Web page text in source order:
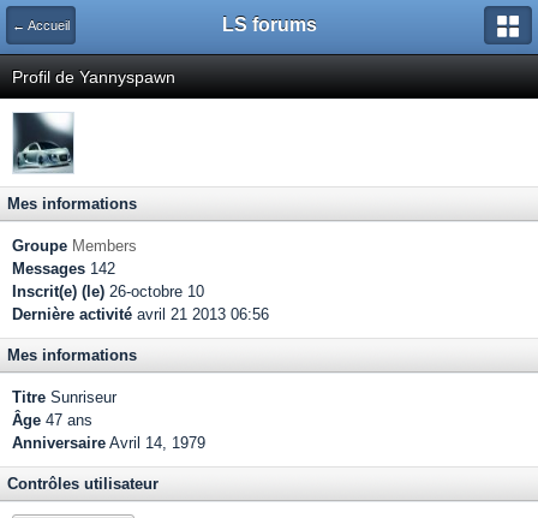
← Accueil LS forums
Profil de Yannyspawn
Mes informations
Groupe Members
Messages 142
Inscrit(e) (le) 26-octobre 10
Dernière activité avril 21 2013 06:56
Mes informations
Titre Sunriseur
Âge 47 ans
Anniversaire Avril 14, 1979
Contrôles utilisateur